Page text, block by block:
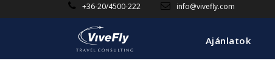
+36-20/4500-222 info@vivefly.com
Ajánlatok